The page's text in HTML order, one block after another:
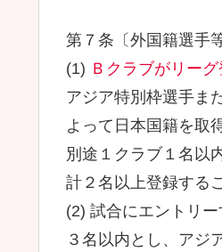
第７条〔外国籍選手等
(1) Ｂクラブがリー
アジア特別枠選手ま
よって日本国籍を取
別途１クラブ１名以
計２名以上登録する
(2) 試合にエントリ
３名以内とし、アジ